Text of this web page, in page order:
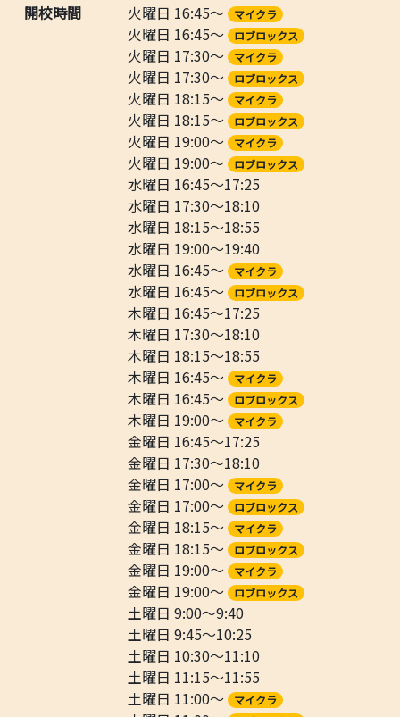
開校時間 火曜日 16:45～ マイクラ
火曜日 16:45～ ロブロックス
火曜日 17:30～ マイクラ
火曜日 17:30～ ロブロックス
火曜日 18:15～ マイクラ
火曜日 18:15～ ロブロックス
火曜日 19:00～ マイクラ
火曜日 19:00～ ロブロックス
水曜日 16:45～17:25
水曜日 17:30～18:10
水曜日 18:15～18:55
水曜日 19:00～19:40
水曜日 16:45～
マイクラ
水曜日 16:45～ ロブロックス
木曜日 16:45～17:25
木曜日 17:30～18:10
木曜日 18:15～18:55
木曜日 16:45～
マイクラ
木曜日 16:45～ ロブロックス
木曜日 19:00～ マイクラ
金曜日 16:45～17:25
金曜日 17:30～18:10
金曜日 17:00～
マイクラ
金曜日 17:00～ ロブロックス
金曜日 18:15～ マイクラ
金曜日 18:15～ ロブロックス
金曜日 19:00～ マイクラ
金曜日 19:00～ ロブロックス
土曜日 9:00～9:40
土曜日 9:45～10:25
土曜日 10:30～11:10
土曜日 11:15～11:55
土曜日 11:00～
マイクラ